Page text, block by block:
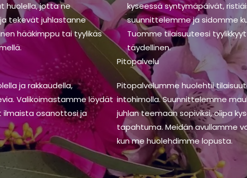
huolella, jotta ne
tekevät juhlastanne
hääkimppu tai tyylikäs
ja rakkaudella,
Valikoimastamme löydät
ilmaista osanottosi ja
kyseessä syntymäpäivät,
suunnittelemme ja sidomme
Tuomme tilaisuuteesi
täydellinen.
Pitopalvelu
Pitopalvelumme huolehtii
intohimolla. Suunnittelemme
juhlan teemaan sopiviksi, olipa
tapahtuma. Meidän avullamme
kun me huolehdimme lopusta.